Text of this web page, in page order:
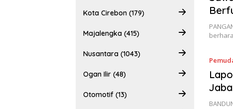
Kota Cirebon (179)
Majalengka (415)
Nusantara (1043)
Ogan Ilir (48)
Otomotif (13)